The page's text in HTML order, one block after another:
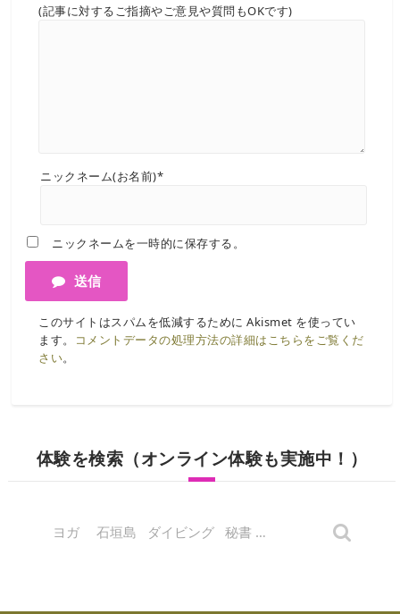
(記事に対するご指摘やご意見や質問もOKです)
ニックネーム(お名前)*
ニックネームを一時的に保存する。
送信
このサイトはスパムを低減するために Akismet を使ってい
ます。
コメントデータの処理方法の詳細はこちらをご覧くだ
さい。
体験を検索（オンライン体験も実施中！）